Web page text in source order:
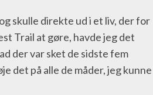
skulle direkte ud i et liv, der for
Trail at gøre, havde jeg det
der var sket de sidste fem
det på alle de måder, jeg kunne